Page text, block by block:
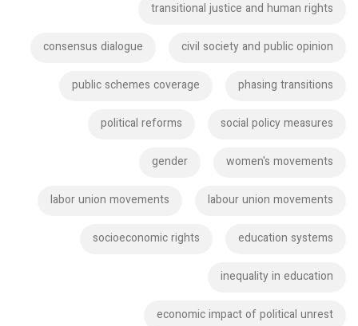
transitional justice and human rights
civil society and public opinion
consensus dialogue
phasing transitions
public schemes coverage
social policy measures
political reforms
women's movements
gender
labour union movements
labor union movements
education systems
socioeconomic rights
inequality in education
economic impact of political unrest